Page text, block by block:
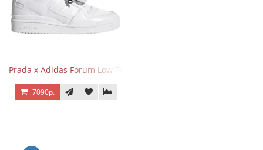
Prada x Adidas Forum Low Triple White
7090р.